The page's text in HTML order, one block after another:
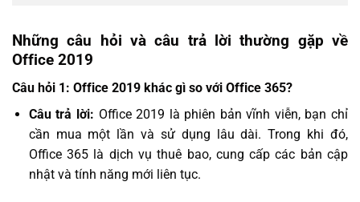
Những câu hỏi và câu trả lời thường gặp về
Office 2019
Câu hỏi 1: Office 2019 khác gì so với Office 365?
Câu trả lời: Office 2019 là phiên bản vĩnh viễn, bạn chỉ
cần mua một lần và sử dụng lâu dài. Trong khi đó,
Office 365 là dịch vụ thuê bao, cung cấp các bản cập
nhật và tính năng mới liên tục.